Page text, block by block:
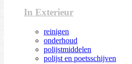
In Exterieur
reinigen
onderhoud
polijstmiddelen
polijst en poetsschijven